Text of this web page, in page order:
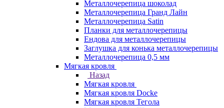
Металлочерепица шоколад
Металлочерепица Гранд Лайн
Металлочерепица Satin
Планки для металлочерепицы
Ендова для металлочерепицы
Заглушка для конька металлочерепицы
Металлочерепица 0,5 мм
Мягкая кровля
Назад
Мягкая кровля
Мягкая кровля Docke
Мягкая кровля Тегола